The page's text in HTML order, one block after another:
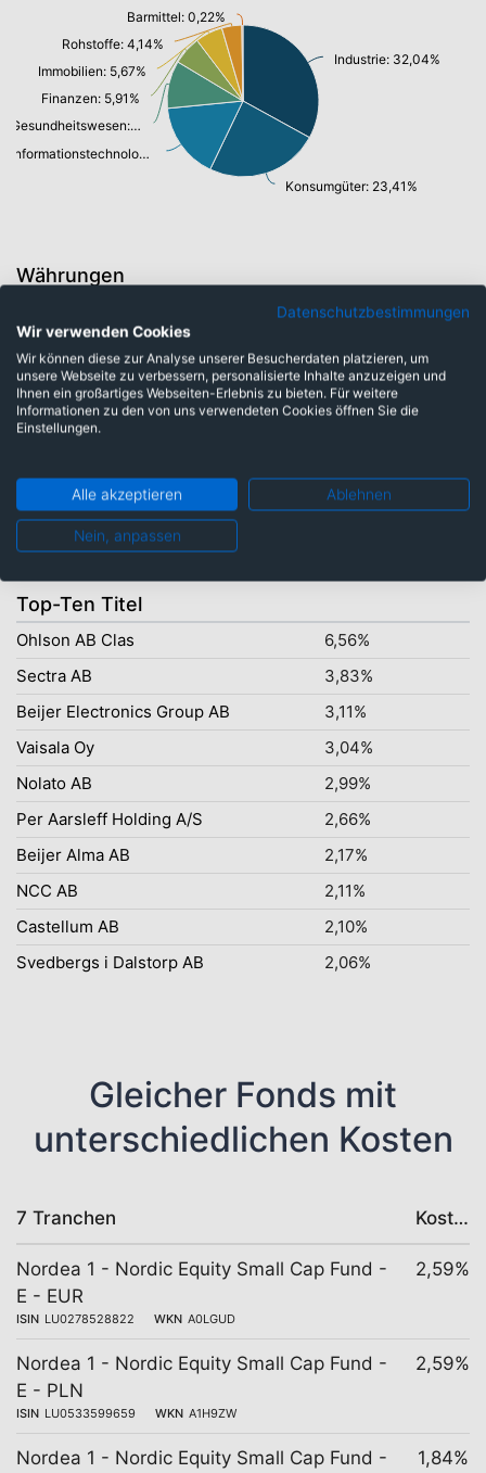
Industrie: 32,04%
Konsumgüter: 23,41%
Informationstechnologie/ Telekommunikation: 15,84%
Gesundheitswesen: 9,83%
Finanzen: 5,91%
Immobilien: 5,67%
Rohstoffe: 4,14%
Barmittel: 0,22%
Währungen
Schwedische Krone: 65,92%
Euro: 16,34%
Dänische Kronen: 8,58%
Norwegische Krone: 7,09%
Top-Ten Titel
Ohlson AB Clas
6,56%
Sectra AB
3,83%
Beijer Electronics Group AB
3,11%
Vaisala Oy
3,04%
Nolato AB
2,99%
Per Aarsleff Holding A/S
2,66%
Beijer Alma AB
2,17%
NCC AB
2,11%
Castellum AB
2,10%
Svedbergs i Dalstorp AB
2,06%
Gleicher Fonds mit
unterschiedlichen Kosten
7 Tranchen Kosten
Nordea 1 - Nordic Equity Small Cap Fund -
E - EUR
ISIN LU0278528822 WKN A0LGUD
2,59%
Nordea 1 - Nordic Equity Small Cap Fund -
E - PLN
ISIN LU0533599659 WKN A1H9ZW
2,59%
Nordea 1 - Nordic Equity Small Cap Fund - 1,84%
Datenschutzbestimmungen
Wir verwenden Cookies
Wir können diese zur Analyse unserer Besucherdaten platzieren, um
unsere Webseite zu verbessern, personalisierte Inhalte anzuzeigen und
Ihnen ein großartiges Webseiten-Erlebnis zu bieten. Für weitere
Informationen zu den von uns verwendeten Cookies öffnen Sie die
Einstellungen.
Alle akzeptieren Ablehnen
Nein, anpassen